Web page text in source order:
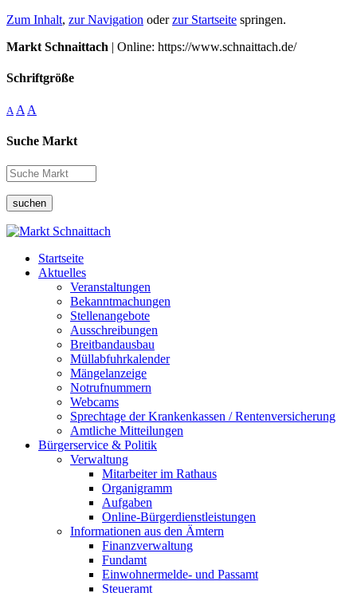
Zum Inhalt, zur Navigation oderzur Startseite springen.
Markt Schnaittach | Online: https://www.schnaittach.de/
Schriftgröße
A A A
Suche Markt
suchen
Startseite
Aktuelles
Veranstaltungen
Bekanntmachungen
Stellenangebote
Ausschreibungen
Breitbandausbau
Müllabfuhrkalender
Mängelanzeige
Notrufnummern
Webcams
Sprechtage der Krankenkassen / Rentenversicherung
Amtliche Mitteilungen
Bürgerservice & Politik
Verwaltung
Mitarbeiter im Rathaus
Organigramm
Aufgaben
Online-Bürgerdienstleistungen
Informationen aus den Ämtern
Finanzverwaltung
Fundamt
Einwohnermelde- und Passamt
Steueramt